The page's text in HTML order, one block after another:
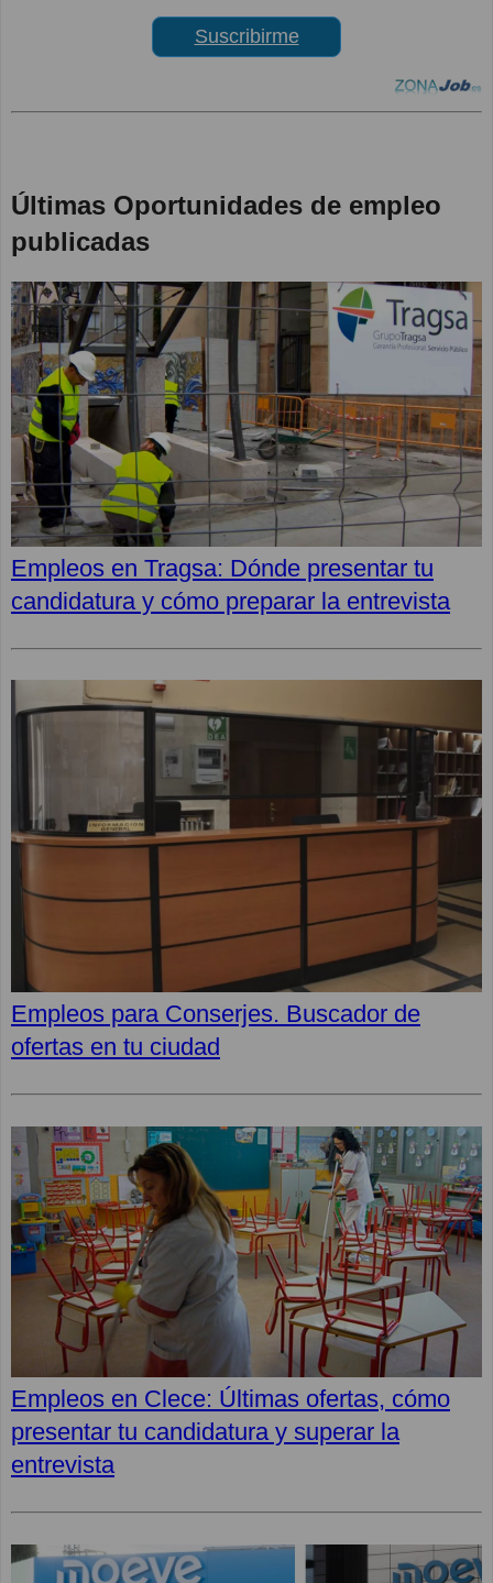
Suscribirme
Últimas Oportunidades de empleo
publicadas
Empleos en Tragsa: Dónde presentar tu
candidatura y cómo preparar la entrevista
Empleos para Conserjes. Buscador de
ofertas en tu ciudad
Empleos en Clece: Últimas ofertas, cómo
presentar tu candidatura y superar la
entrevista